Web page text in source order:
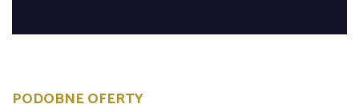
PODOBNE OFERTY